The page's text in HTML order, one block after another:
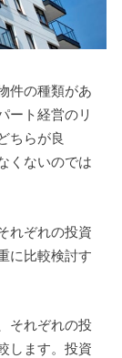
件の種類があ
ート経営のリ
ちらが良
くないのでは
れぞれの投資
に比較検討す
それぞれの投
します。投資